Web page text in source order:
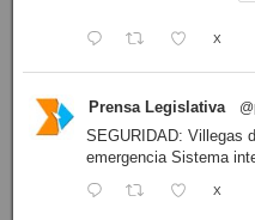
X
Prensa Legislativa
SEGURIDAD: Villegas
emergencia Sistema
X